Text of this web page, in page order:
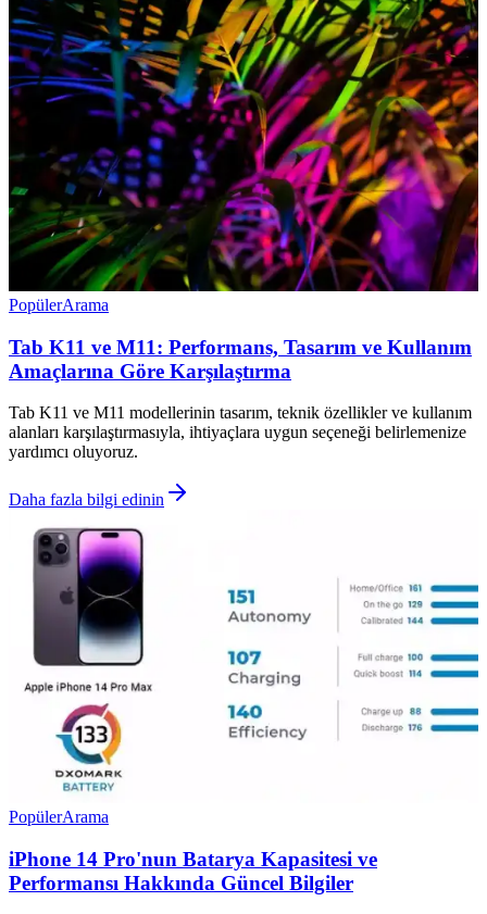
PopülerArama
Tab K11 ve M11: Performans, Tasarım ve Kullanım
Amaçlarına Göre Karşılaştırma
Tab K11 ve M11 modellerinin tasarım, teknik özellikler ve kullanım
alanları karşılaştırmasıyla, ihtiyaçlara uygun seçeneği belirlemenize
yardımcı oluyoruz.
Daha fazla bilgi edinin
PopülerArama
iPhone 14 Pro'nun Batarya Kapasitesi ve
Performansı Hakkında Güncel Bilgiler